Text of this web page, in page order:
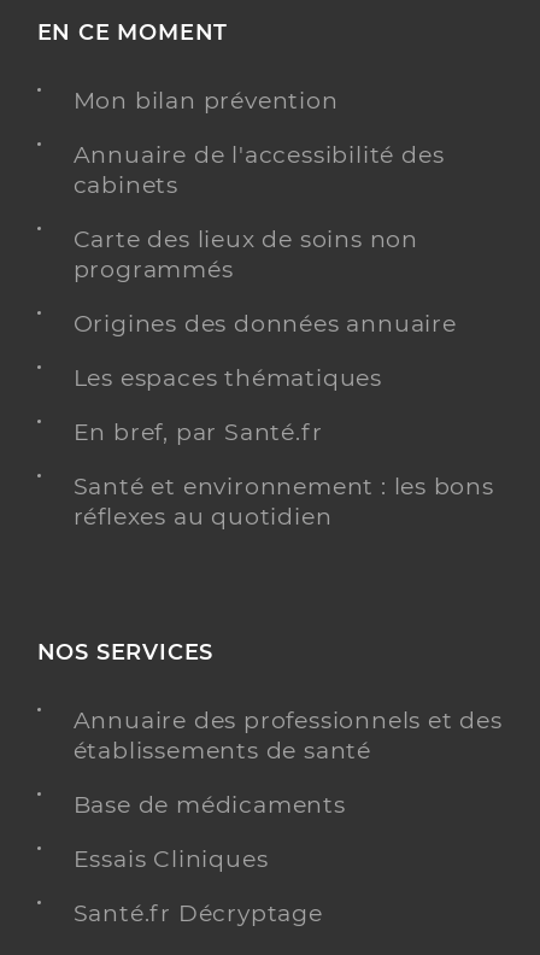
EN CE MOMENT
Mon bilan prévention
Annuaire de l'accessibilité des
cabinets
Carte des lieux de soins non
programmés
Origines des données annuaire
Les espaces thématiques
En bref, par Santé.fr
Santé et environnement : les bons
réflexes au quotidien
NOS SERVICES
Annuaire des professionnels et des
établissements de santé
Base de médicaments
Essais Cliniques
Santé.fr Décryptage